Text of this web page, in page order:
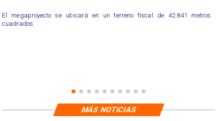
El megaproyecto se ubicará en un terreno fiscal de 42.841 metros
cuadrados.
MÁS NOTICIAS